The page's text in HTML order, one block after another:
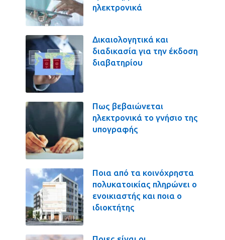
ηλεκτρονικά
Δικαιολογητικά και
διαδικασία για την έκδοση
διαβατηρίου
Πως βεβαιώνεται
ηλεκτρονικά το γνήσιο της
υπογραφής
Ποια από τα κοινόχρηστα
πολυκατοικίας πληρώνει ο
ενοικιαστής και ποια ο
ιδιοκτήτης